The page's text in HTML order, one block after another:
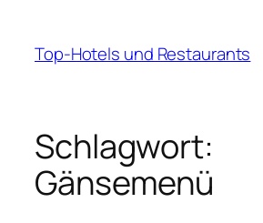
springen
Top-Hotels und Restaurants
Schlagwort:
Gänsemenü